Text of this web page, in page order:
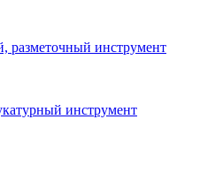
разметочный инструмент
инструмент